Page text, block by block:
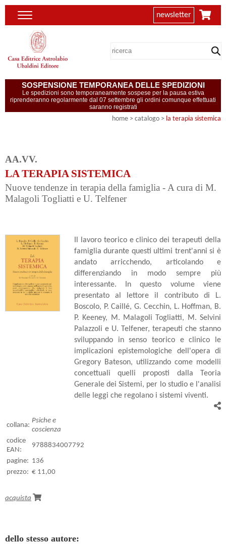
newsletter
SOSPENSIONE TEMPORANEA DELLE SPEDIZIONI
Le spedizioni sono temporaneamente sospese per la pausa estiva
riprenderanno regolarmente dal 07 settembre gli ordini comunque effettuati
saranno registrati
home > catalogo > la terapia sistemica
AA.VV.
LA TERAPIA SISTEMICA
Nuove tendenze in terapia della famiglia - A cura di M.
Malagoli Togliatti e U. Telfener
Il lavoro teorico e clinico dei terapeuti della
famiglia durante questi ultimi trent'anni si è
andato arricchendo, articolando e
differenziando in modo sempre più
interessante. In questo volume viene
presentato al lettore il contributo di L.
Boscolo, P. Caillé, G. Cecchin, L. Hoffman, B.
P. Keeney, M. Malagoli Togliatti, M. Selvini
Palazzoli e U. Telfener, terapeuti che stanno
sviluppando in senso teorico e clinico le
implicazioni epistemologiche dell'opera di
Gregory Bateson, utilizzando come modelli
concettuali quelli proposti dalla Teoria
Generale dei Sistemi, per lo studio e l'analisi
delle leggi che regolano i sistemi viventi.
collana:
Psiche e
coscienza
codice
EAN:
9788834007792
pagine: 136
prezzo: € 11,00
acquista
dello stesso autore: